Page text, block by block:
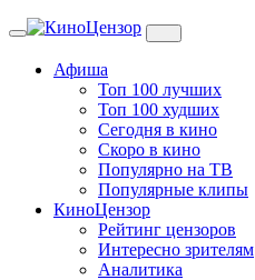
Toggle
Афиша
Топ 100 лучших
Топ 100 худших
Сегодня в кино
Скоро в кино
Популярно на ТВ
Популярные клипы
КиноЦензор
Рейтинг цензоров
Интересно зрителям
Аналитика